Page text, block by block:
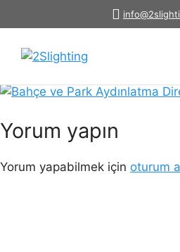
atla
bahce-ve-park-
1671
Yorum yapın
Yorum yapabilmek için oturum